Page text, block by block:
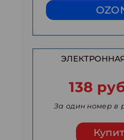
138
За один номер в